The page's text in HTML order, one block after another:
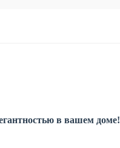
в вашем доме!